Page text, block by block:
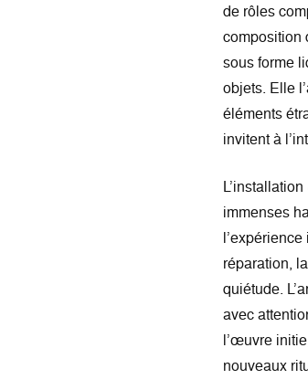
de rôles
composition
sous forme
objets. Elle
éléments
invitent à
L’installation
immenses
réparation,
quiétude.
avec
l’œuvre
nouveaux